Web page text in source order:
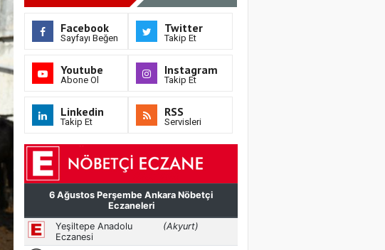
Facebook
Sayfayı Beğen
Twitter
Takip Et
Youtube
Abone Ol
Instagram
Takip Et
Linkedin
Takip Et
RSS
Servisleri